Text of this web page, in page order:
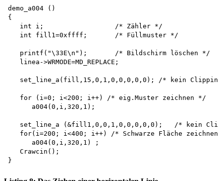
demo_a004 ()
{
   int i;                  /* Zähler */
   int fill1=0xffff;       /* Füllmuster */
   printf("\33E\n");       /* Bildschirm löschen */
   linea->WRMODE=MD_REPLACE;
set_line_a(fill,15,0,1,0,0,0,0,0); /* kein
   for (i=0; i<200; i++) /* eig.Muster zeichnen */
      a004(0,i,320,1);
set_line_a (&fill1,0,0,1,0,0,0,0,0);   /* kein
for(i=200; i<400; i++) /* Schwarze Fläche zeichnen
      a004(0,i,320,1) ;
   Crawcin();